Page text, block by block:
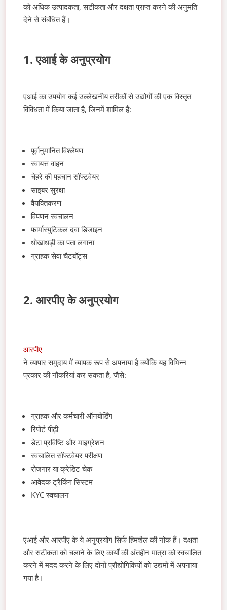
को अधिक उत्पादकता, सटीकता और दक्षता प्राप्त करने की अनुमति
देने से संबंधित हैं।
1. एआई के अनुप्रयोग
एआई का उपयोग कई उल्लेखनीय तरीकों से उद्योगों की एक विस्तृत
विविधता में किया जाता है, जिनमें शामिल हैं:
पूर्वानुमानित विश्लेषण
स्वायत्त वाहन
चेहरे की पहचान सॉफ्टवेयर
साइबर सुरक्षा
वैयक्तिकरण
विपणन स्वचालन
फार्मास्युटिकल दवा डिजाइन
धोखाधड़ी का पता लगाना
ग्राहक सेवा चैटबॉट्स
2. आरपीए के अनुप्रयोग
आरपीए
ने व्यापार समुदाय में व्यापक रूप से अपनाया है क्योंकि यह विभिन्न
प्रकार की नौकरियां कर सकता है, जैसे:
ग्राहक और कर्मचारी ऑनबोर्डिंग
रिपोर्ट पीढ़ी
डेटा प्रविष्टि और माइग्रेशन
स्वचालित सॉफ्टवेयर परीक्षण
रोजगार या क्रेडिट चेक
आवेदक ट्रैकिंग सिस्टम
KYC स्वचालन
एआई और आरपीए के ये अनुप्रयोग सिर्फ हिमशैल की नोक हैं। दक्षता
और सटीकता को चलाने के लिए कार्यों की अंतहीन मात्रा को स्वचालित
करने में मदद करने के लिए दोनों प्रौद्योगिकियों को उद्यमों में अपनाया
गया है।